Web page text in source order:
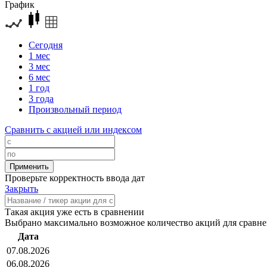
График
Сегодня
1 мес
3 мес
6 мес
1 год
3 года
Произвольный период
Сравнить с акцией или индексом
Проверьте корректность ввода дат
Закрыть
Такая акция уже есть в сравнении
Выбрано максимально возможное количество акций для
Дата
07.08.2026
06.08.2026